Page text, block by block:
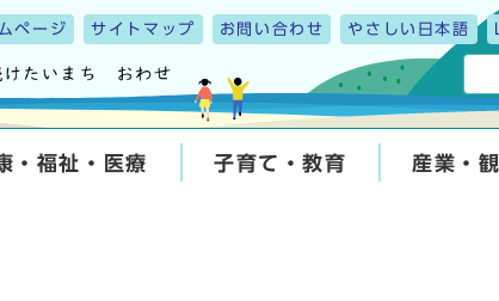
ページ サイトマップ お問い合わせ やさしい日本語
・福祉・医療 子育て・教育 産業・